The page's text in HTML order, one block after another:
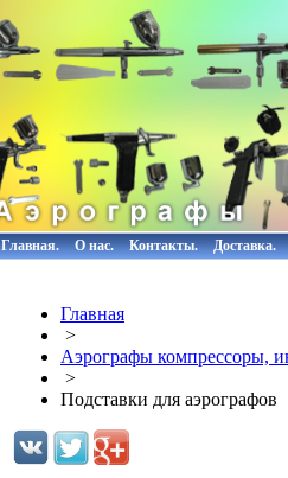
Главная. О нас. Контакты. Доставка.
Главная
>
Аэрографы компрессоры,
>
Подставки для аэрографов